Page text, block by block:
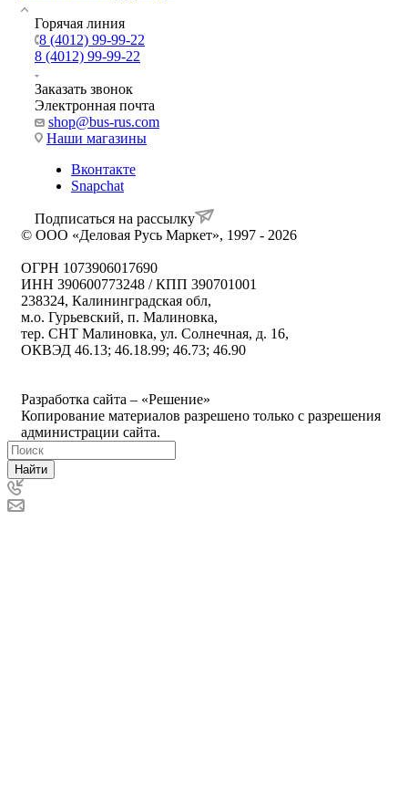
Горячая линия
8 (4012) 99-99-22
8 (4012) 99-99-22
Заказать звонок
Электронная почта
shop@bus-rus.com
Наши магазины
Вконтакте
Snapchat
Подписаться на рассылку
© ООО «Деловая Русь Маркет», 1997 - 2026
ОГРН 1073906017690
ИНН 390600773248 / КПП 390701001
238324, Калининградская обл,
м.о. Гурьевский, п. Малиновка,
тер. СНТ Малиновка, ул. Солнечная, д. 16,
ОКВЭД 46.13; 46.18.99; 46.73; 46.90
Разработка сайта – «Решение»
Копирование материалов разрешено только с разрешения
администрации сайта.
Найти